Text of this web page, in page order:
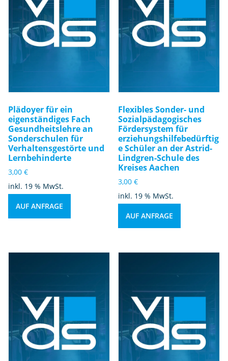
Plädoyer für ein
eigenständiges Fach
Gesundheitslehre an
Sonderschulen für
Verhaltensgestörte und
Lernbehinderte
3,00 €
inkl. 19 % MwSt.
AUF ANFRAGE
Flexibles Sonder- und
Sozialpädagogisches
Fördersystem für
erziehungshilfebedürftig
e Schüler an der Astrid-
Lindgren-Schule des
Kreises Aachen
3,00€
inkl. 19 % MwSt.
AUF ANFRAGE